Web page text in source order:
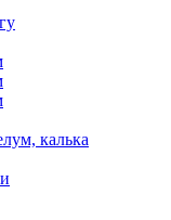
калька